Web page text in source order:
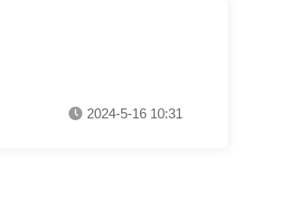
2024-5-16 10:31